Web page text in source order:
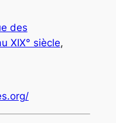
des
XIX° siècle